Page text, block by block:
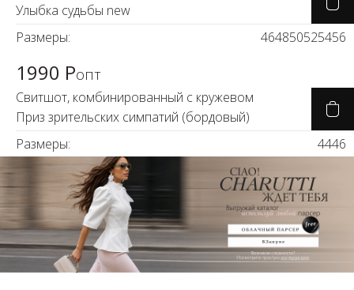
Улыбка судьбы new
Размеры:
464850525456
1990 Ропт
Свитшот, комбинированный с кружевом
Приз зрительских симпатий (бордовый)
Размеры:
4446